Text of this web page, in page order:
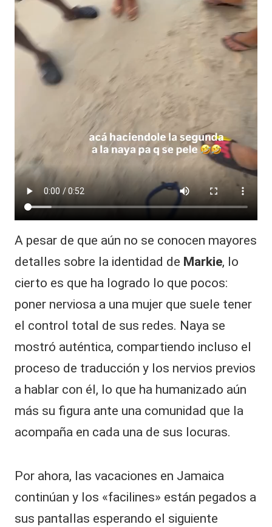
A pesar de que aún no se conocen mayores
detalles sobre la identidad de Markie, lo
cierto es que ha logrado lo que pocos:
poner nerviosa a una mujer que suele tener
el control total de sus redes. Naya se
mostró auténtica, compartiendo incluso el
proceso de traducción y los nervios previos
a hablar con él, lo que ha humanizado aún
más su figura ante una comunidad que la
acompaña en cada una de sus locuras.
Por ahora, las vacaciones en Jamaica
continúan y los «facilines» están pegados a
sus pantallas esperando el siguiente